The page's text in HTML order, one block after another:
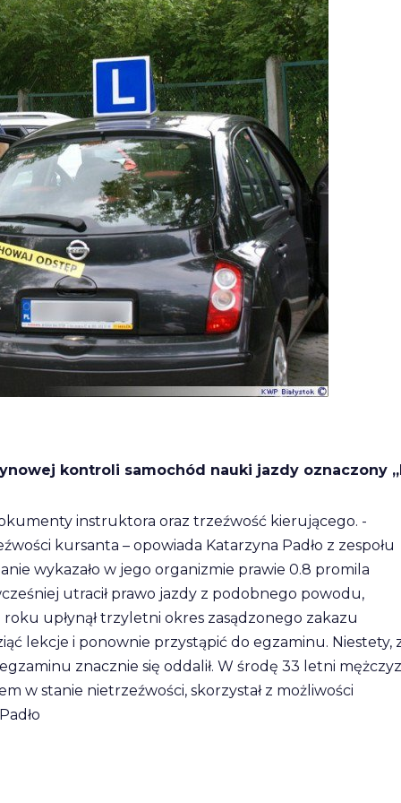
kontroli samochód nauki jazdy oznaczony
instruktora oraz trzeźwość kierującego. -
kursanta – opowiada Katarzyna Padło z zespołu
wykazało w jego organizmie prawie 0.8 promila
utracił prawo jazdy z podobnego powodu,
upłynął trzyletni okres zasądzonego zakazu
lekcje i ponownie przystąpić do egzaminu. Niestety,
znacznie się oddalił. W środę 33 letni
w stanie nietrzeźwości, skorzystał z możliwości